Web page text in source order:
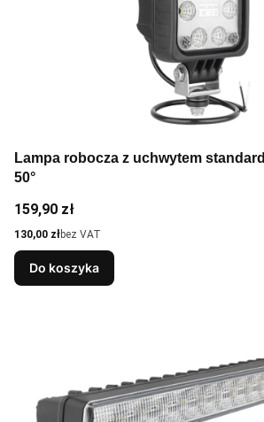
Lampa robocza z uchwytem standard i rączką LED-FF
50°
Cena
159,90 zł
Cena
130,00 złbez VAT
Do koszyka